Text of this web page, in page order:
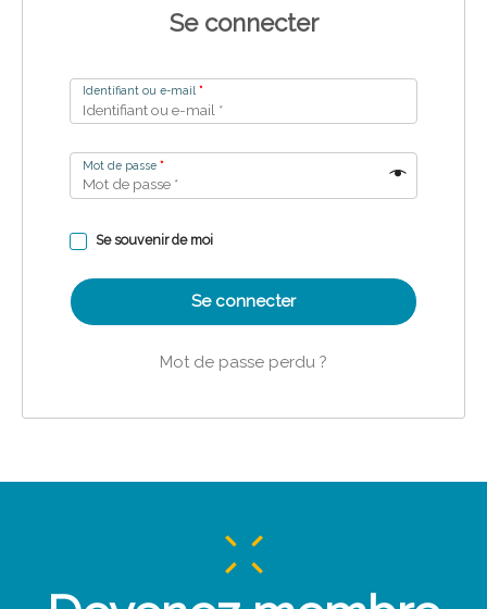
Se connecter
Identifiant ou e-mail *
Mot de passe *
Se souvenir de moi
Se connecter
Mot de passe perdu ?